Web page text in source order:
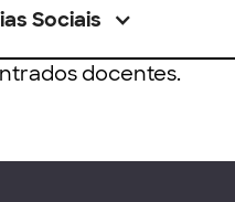
Sociais
docentes.